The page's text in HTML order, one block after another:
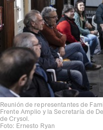
Reunión de representantes de
Frente Amplio y la Secretaría de
de Crysol.
Foto: Ernesto Ryan